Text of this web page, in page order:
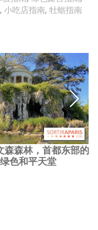
, 小吃店指南, 牡蛎指南
森森林，首都东部的
绿色和平天堂